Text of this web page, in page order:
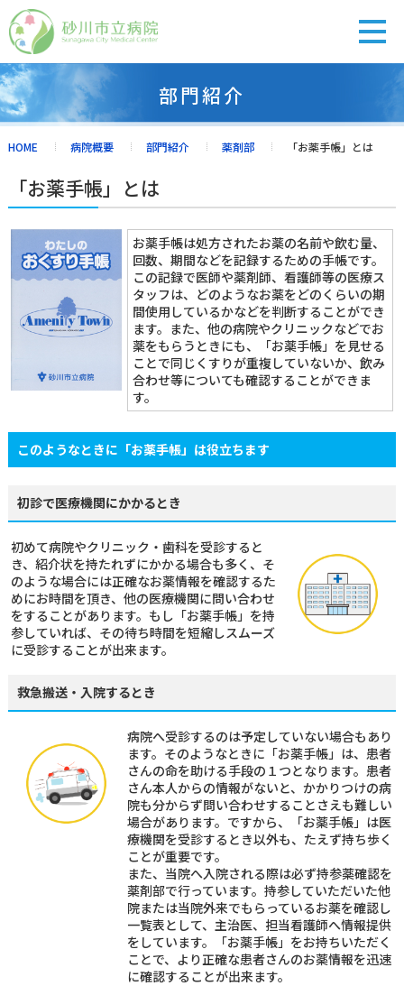
診療担当医表
休診・代診 アクセス
外来のご案内
入院・面会
健診・人間ドック
診療科紹介
部門紹介
病院概要
看護部 臨床研修医・専攻医
お見舞いメール お問い合わせ
部門紹介
HOME 病院概要 部門紹介 薬剤部 「お薬手帳」とは
「お薬手帳」とは
お薬手帳は処方されたお薬の名前や飲む量、
回数、期間などを記録するための手帳です。
この記録で医師や薬剤師、看護師等の医療ス
タッフは、どのようなお薬をどのくらいの期
間使用しているかなどを判断することができ
ます。また、他の病院やクリニックなどでお
薬をもらうときにも、「お薬手帳」を見せる
ことで同じくすりが重複していないか、飲み
合わせ等についても確認することができま
す。
このようなときに「お薬手帳」は役立ちます
初診で医療機関にかかるとき
初めて病院やクリニック・歯科を受診すると
き、紹介状を持たれずにかかる場合も多く、そ
のような場合には正確なお薬情報を確認するた
めにお時間を頂き、他の医療機関に問い合わせ
をすることがあります。もし「お薬手帳」を持
参していれば、その待ち時間を短縮しスムーズ
に受診することが出来ます。
救急搬送・入院するとき
病院へ受診するのは予定していない場合もあり
ます。そのようなときに「お薬手帳」は、患者
さんの命を助ける手段の１つとなります。患者
さん本人からの情報がないと、かかりつけの病
院も分からず問い合わせすることさえも難しい
場合があります。ですから、「お薬手帳」は医
療機関を受診するとき以外も、たえず持ち歩く
ことが重要です。
また、当院へ入院される際は必ず持参薬確認を
薬剤部で行っています。持参していただいた他
院または当院外来でもらっているお薬を確認し
一覧表として、主治医、担当看護師へ情報提供
をしています。「お薬手帳」をお持ちいただく
ことで、より正確な患者さんのお薬情報を迅速
に確認することが出来ます。